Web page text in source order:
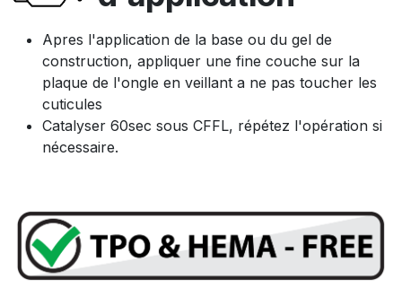
Apres l'application de la base ou du gel de
construction, appliquer une fine couche sur la
plaque de l'ongle en veillant a ne pas toucher les
cuticules
Catalyser 60sec sous CFFL, répétez l'opération si
nécessaire.